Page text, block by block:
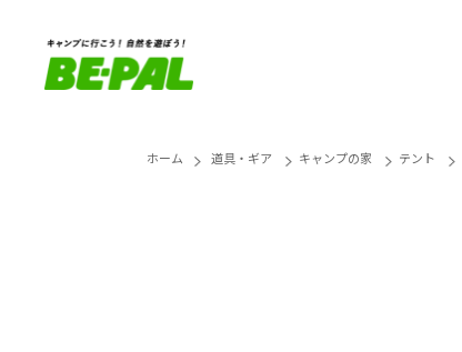
ホーム 道具・ギア キャンプの家 テント